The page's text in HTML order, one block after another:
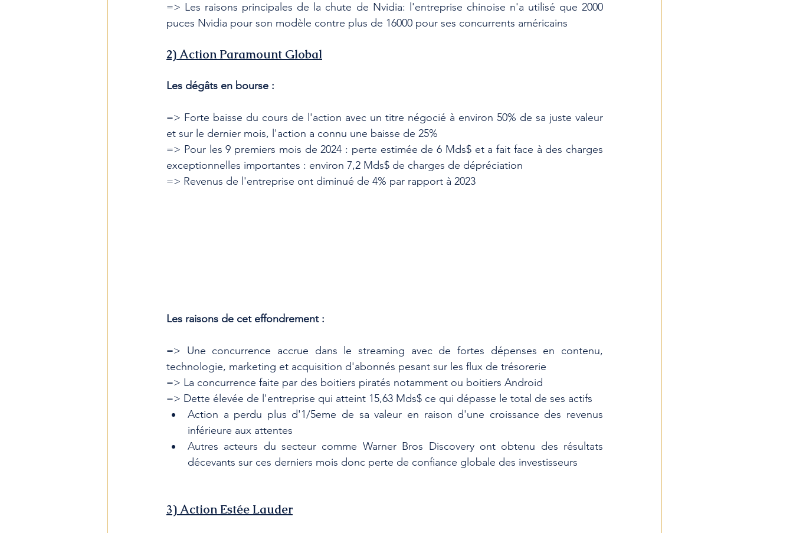
=> Les raisons principales de la chute de Nvidia: l'entreprise chinoise n'a utilisé que 2000
puces Nvidia pour son modèle contre plus de 16000 pour ses concurrents américains
2) Action Paramount Global
Les dégâts en bourse :
=> Forte baisse du cours de l'action avec un titre négocié à environ 50% de sa juste valeur
et sur le dernier mois, l'action a connu une baisse de 25%
=> Pour les 9 premiers mois de 2024 : perte estimée de 6 Mds$ et a fait face à des charges
exceptionnelles importantes : environ 7,2 Mds$ de charges de dépréciation
=> Revenus de l'entreprise ont diminué de 4% par rapport à 2023
Les raisons de cet effondrement :
=> Une concurrence accrue dans le streaming avec de fortes dépenses en contenu,
technologie, marketing et acquisition d'abonnés pesant sur les flux de trésorerie
=> La concurrence faite par des boitiers piratés notamment ou boitiers Android
=> Dette élevée de l'entreprise qui atteint 15,63 Mds$ ce qui dépasse le total de ses actifs
﻿﻿Action a perdu plus d'1/5eme de sa valeur en raison d'une croissance des revenus
inférieure aux attentes
﻿Autres acteurs du secteur comme Warner Bros Discovery ont obtenu des résultats
décevants sur ces derniers mois donc perte de confiance globale des investisseurs
3) Action Estée Lauder